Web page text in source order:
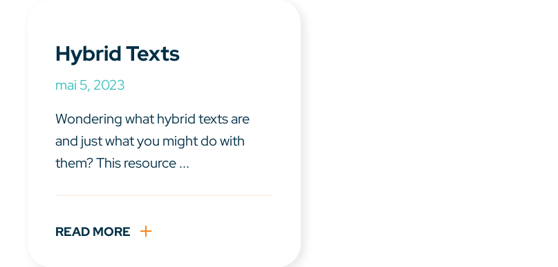
Hybrid Texts
mai 5, 2023
Wondering what hybrid texts are
and just what you might do with
them? This resource ...
READ MORE